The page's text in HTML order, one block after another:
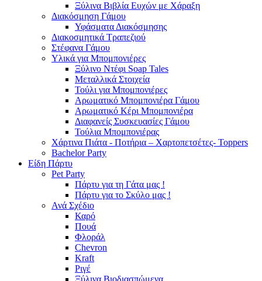
Ξύλινα Βιβλία Ευχών με Χάραξη
Διακόσμηση Γάμου
Υφάσματα Διακόσμησης
Διακοσμητικά Τραπεζιού
Στέφανα Γάμου
Υλικά για Μπομπονιέρες
Ξύλινο Ντέφι Soap Tales
Μεταλλικά Στοιχεία
Τούλι για Μπομπονιέρες
Αρωματικό Μπομπονιέρα Γάμου
Αρωματικό Κέρι Μπομπονιέρα
Διαφανείς Συσκευασίες Γάμου
Τούλια Μπομπονιέρας
Χάρτινα Πιάτα - Ποτήρια – Χαρτοπετσέτες- Toppers
Bachelor Party
Είδη Πάρτυ
Pet Party
Πάρτυ για τη Γάτα μας !
Πάρτυ για το Σκύλο μας !
Ανά Σχέδιο
Καρό
Πουά
Φλοράλ
Chevron
Kraft
Ριγέ